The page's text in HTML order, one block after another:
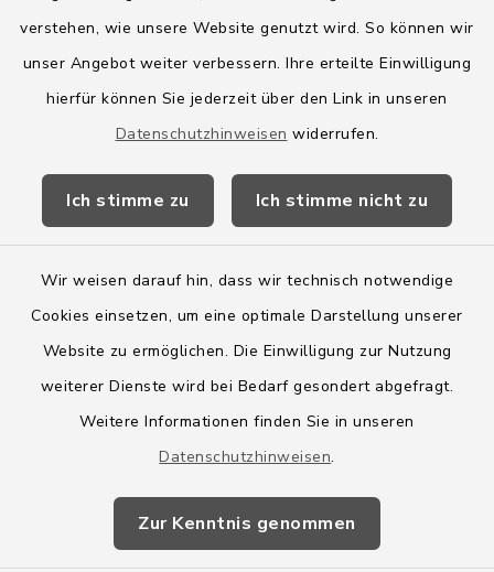
verstehen, wie unsere Website genutzt wird. So können wir
unser Angebot weiter verbessern. Ihre erteilte Einwilligung
hierfür können Sie jederzeit über den Link in unseren
Datenschutzhinweisen widerrufen.
Ich stimme zu Ich stimme nicht zu
Wir weisen darauf hin, dass wir technisch notwendige
Cookies einsetzen, um eine optimale Darstellung unserer
Website zu ermöglichen. Die Einwilligung zur Nutzung
weiterer Dienste wird bei Bedarf gesondert abgefragt.
Weitere Informationen finden Sie in unseren
Datenschutzhinweisen.
Zur Kenntnis genommen
Quicklinks
Amt Boostedt-Rickling
Amtsbroschüre
Wege-Zweckverband
Barrierefreiheit
Impressum